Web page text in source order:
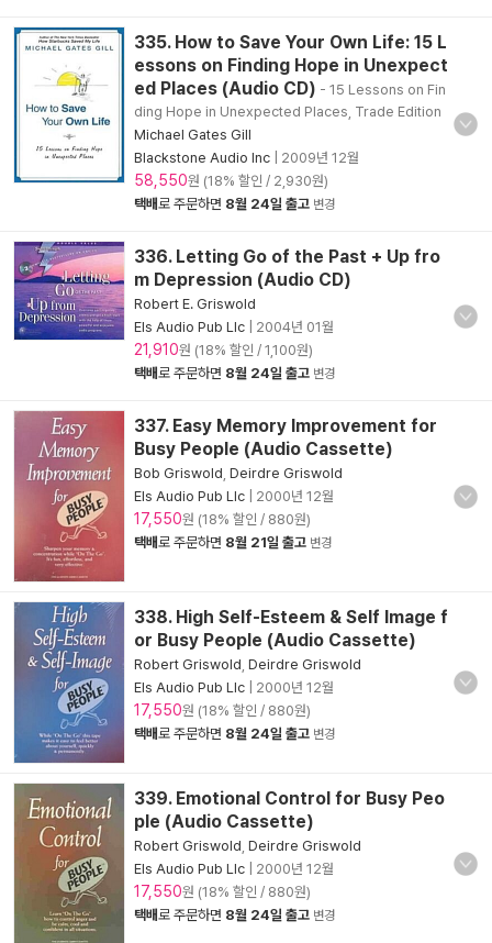
335. How to Save Your Own Life: 15 L
essons on Finding Hope in Unexpect
ed Places (Audio CD) - 15 Lessons on Fin
ding Hope in Unexpected Places, Trade Edition
Michael Gates Gill
Blackstone Audio Inc
2009년 12월
58,550원 (18% 할인 / 2,930원)
택배로 주문하면 8월 24일 출고 변경
336. Letting Go of the Past + Up fro
m Depression (Audio CD)
Robert E. Griswold
Els Audio Pub Llc
2004년 01월
21,910원 (18% 할인 / 1,100원)
택배로 주문하면 8월 24일 출고 변경
337. Easy Memory Improvement for
Busy People (Audio Cassette)
Bob Griswold Deirdre Griswold
Els Audio Pub Llc
2000년 12월
17,550원 (18% 할인 / 880원)
택배로 주문하면 8월 21일 출고 변경
338. High Self-Esteem & Self Image f
or Busy People (Audio Cassette)
Robert Griswold Deirdre Griswold
Els Audio Pub Llc
2000년 12월
17,550원 (18% 할인 / 880원)
택배로 주문하면 8월 24일 출고 변경
339. Emotional Control for Busy Peo
ple (Audio Cassette)
Robert Griswold Deirdre Griswold
Els Audio Pub Llc
2000년 12월
17,550원 (18% 할인 / 880원)
택배로 주문하면 8월 24일 출고 변경